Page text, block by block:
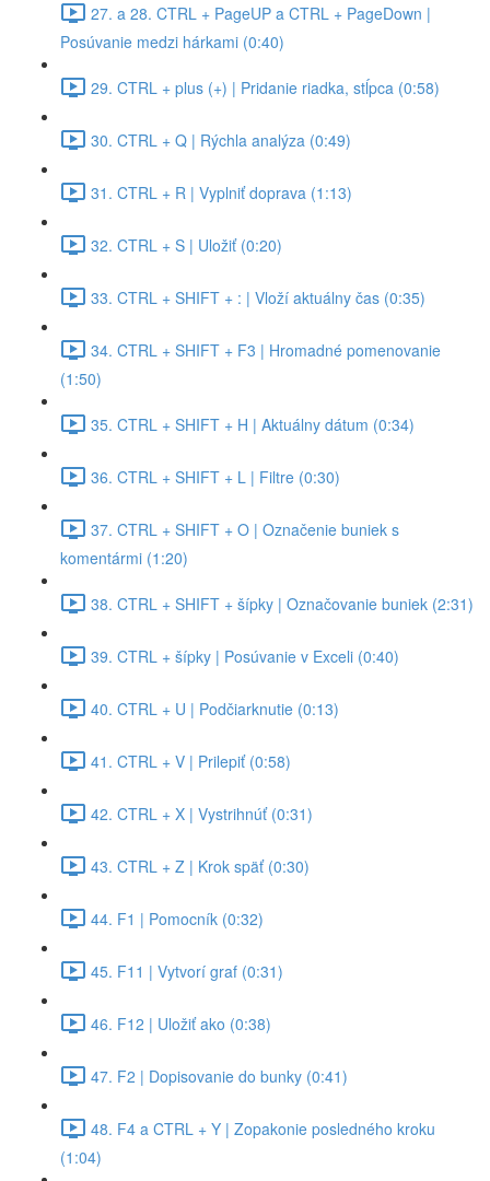
27. a 28. CTRL + PageUP a CTRL + PageDown |
Posúvanie medzi hárkami (0:40)
29. CTRL + plus (+) | Pridanie riadka, stĺpca (0:58)
30. CTRL + Q | Rýchla analýza (0:49)
31. CTRL + R | Vyplniť doprava (1:13)
32. CTRL + S | Uložiť (0:20)
33. CTRL + SHIFT + : | Vloží aktuálny čas (0:35)
34. CTRL + SHIFT + F3 | Hromadné pomenovanie
(1:50)
35. CTRL + SHIFT + H | Aktuálny dátum (0:34)
36. CTRL + SHIFT + L | Filtre (0:30)
37. CTRL + SHIFT + O | Označenie buniek s
komentármi (1:20)
38. CTRL + SHIFT + šípky | Označovanie buniek (2:31)
39. CTRL + šípky | Posúvanie v Exceli (0:40)
40. CTRL + U | Podčiarknutie (0:13)
41. CTRL + V | Prilepiť (0:58)
42. CTRL + X | Vystrihnúť (0:31)
43. CTRL + Z | Krok späť (0:30)
44. F1 | Pomocník (0:32)
45. F11 | Vytvorí graf (0:31)
46. F12 | Uložiť ako (0:38)
47. F2 | Dopisovanie do bunky (0:41)
48. F4 a CTRL + Y | Zopakonie posledného kroku
(1:04)